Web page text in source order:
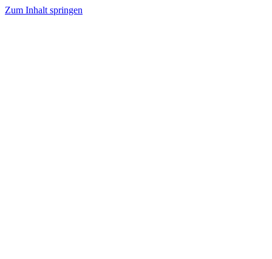
Zum Inhalt springen